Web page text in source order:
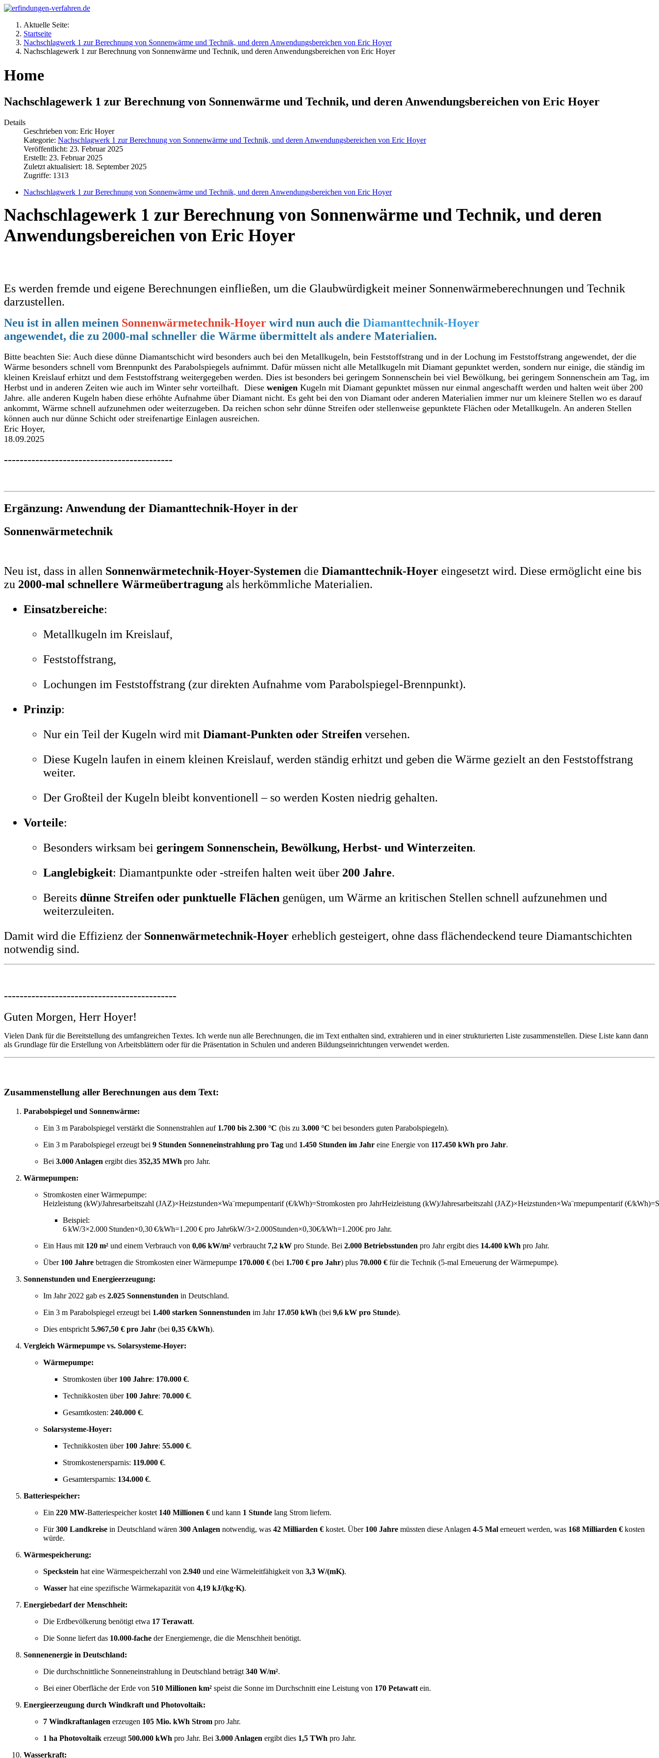
Aktuelle Seite:
Startseite
Nachschlagwerk 1 zur Berechnung von Sonnenwärme und Technik, und deren Anwendungsbereichen von Eric Hoyer
Nachschlagewerk 1 zur Berechnung von Sonnenwärme und Technik, und deren Anwendungsbereichen von Eric Hoyer
Home
Nachschlagewerk 1 zur Berechnung von Sonnenwärme und Technik, und deren Anwendungsbereichen von Eric Hoyer
Details
Geschrieben von: Eric Hoyer
Kategorie: Nachschlagwerk 1 zur Berechnung von Sonnenwärme und Technik, und deren Anwendungsbereichen von Eric Hoyer
Veröffentlicht: 23. Februar 2025
Erstellt: 23. Februar 2025
Zuletzt aktualisiert: 18. September 2025
Zugriffe: 1313
Nachschlagwerk 1 zur Berechnung von Sonnenwärme und Technik, und deren Anwendungsbereichen von Eric Hoyer
Nachschlagewerk 1 zur Berechnung von Sonnenwärme und Technik, und deren
Anwendungsbereichen von Eric Hoyer
Es werden fremde und eigene Berechnungen einfließen, um die Glaubwürdigkeit meiner Sonnenwärmeberechnungen und Technik
darzustellen.
Neu ist in allen meinen Sonnenwärmetechnik-Hoyer wird nun auch die Diamanttechnik-Hoyer
angewendet, die zu 2000-mal schneller die Wärme übermittelt als andere Materialien.
Bitte beachten Sie: Auch diese dünne Diamantschicht wird besonders auch bei den Metallkugeln, bein Feststoffstrang und in der Lochung im Feststoffstrang angewendet, der die
Wärme besonders schnell vom Brennpunkt des Parabolspiegels aufnimmt. Dafür müssen nicht alle Metallkugeln mit Diamant gepunktet werden, sondern nur einige, die ständig im
kleinen Kreislauf erhitzt und dem Feststoffstrang weitergegeben werden. Dies ist besonders bei geringem Sonnenschein bei viel Bewölkung, bei geringem Sonnenschein am Tag, im
Herbst und in anderen Zeiten wie auch im Winter sehr vorteilhaft. Diese wenigen Kugeln mit Diamant gepunktet müssen nur einmal angeschafft werden und halten weit über 200
Jahre. alle anderen Kugeln haben diese erhöhte Aufnahme über Diamant nicht. Es geht bei den von Diamant oder anderen Materialien immer nur um kleinere Stellen wo es darauf
ankommt, Wärme schnell aufzunehmen oder weiterzugeben. Da reichen schon sehr dünne Streifen oder stellenweise gepunktete Flächen oder Metallkugeln. An anderen Stellen
können auch nur dünne Schicht oder streifenartige Einlagen ausreichen.
Eric Hoyer,
18.09.2025
-------------------------------------------
Ergänzung: Anwendung der Diamanttechnik-Hoyer in der
Sonnenwärmetechnik
Neu ist, dass in allen Sonnenwärmetechnik-Hoyer-Systemen die Diamanttechnik-Hoyer eingesetzt wird. Diese ermöglicht eine bis
zu 2000-mal schnellere Wärmeübertragung als herkömmliche Materialien.
Einsatzbereiche:
Metallkugeln im Kreislauf,
Feststoffstrang,
Lochungen im Feststoffstrang (zur direkten Aufnahme vom Parabolspiegel-Brennpunkt).
Prinzip:
Nur ein Teil der Kugeln wird mit Diamant-Punkten oder Streifen versehen.
Diese Kugeln laufen in einem kleinen Kreislauf, werden ständig erhitzt und geben die Wärme gezielt an den Feststoffstrang
weiter.
Der Großteil der Kugeln bleibt konventionell – so werden Kosten niedrig gehalten.
Vorteile:
Besonders wirksam bei geringem Sonnenschein, Bewölkung, Herbst- und Winterzeiten.
Langlebigkeit: Diamantpunkte oder -streifen halten weit über 200 Jahre.
Bereits dünne Streifen oder punktuelle Flächen genügen, um Wärme an kritischen Stellen schnell aufzunehmen und
weiterzuleiten.
Damit wird die Effizienz der Sonnenwärmetechnik-Hoyer erheblich gesteigert, ohne dass flächendeckend teure Diamantschichten
notwendig sind.
--------------------------------------------
Guten Morgen, Herr Hoyer!
Vielen Dank für die Bereitstellung des umfangreichen Textes. Ich werde nun alle Berechnungen, die im Text enthalten sind, extrahieren und in einer strukturierten Liste zusammenstellen. Diese Liste kann dann
als Grundlage für die Erstellung von Arbeitsblättern oder für die Präsentation in Schulen und anderen Bildungseinrichtungen verwendet werden.
Zusammenstellung aller Berechnungen aus dem Text:
Parabolspiegel und Sonnenwärme:
Ein 3 m Parabolspiegel verstärkt die Sonnenstrahlen auf 1.700 bis 2.300 °C (bis zu 3.000 °C bei besonders guten Parabolspiegeln).
Ein 3 m Parabolspiegel erzeugt bei 9 Stunden Sonneneinstrahlung pro Tag und 1.450 Stunden im Jahr eine Energie von 117.450 kWh pro Jahr.
Bei 3.000 Anlagen ergibt dies 352,35 MWh pro Jahr.
Wärmepumpen:
Stromkosten einer Wärmepumpe:
Heizleistung (kW)/Jahresarbeitszahl (JAZ)×Heizstunden×Wa¨rmepumpentarif (€/kWh)=Stromkosten pro JahrHeizleistung (kW)/Jahresarbeitszahl (JAZ)×Heizstunden×Wa¨rmepumpentarif (€/kWh)=
Beispiel:
6 kW/3×2.000 Stunden×0,30 €/kWh=1.200 € pro Jahr6kW/3×2.000Stunden×0,30€/kWh=1.200€ pro Jahr.
Ein Haus mit 120 m² und einem Verbrauch von 0,06 kW/m² verbraucht 7,2 kW pro Stunde. Bei 2.000 Betriebsstunden pro Jahr ergibt dies 14.400 kWh pro Jahr.
Über 100 Jahre betragen die Stromkosten einer Wärmepumpe 170.000 € (bei 1.700 € pro Jahr) plus 70.000 € für die Technik (5-mal Erneuerung der Wärmepumpe).
Sonnenstunden und Energieerzeugung:
Im Jahr 2022 gab es 2.025 Sonnenstunden in Deutschland.
Ein 3 m Parabolspiegel erzeugt bei 1.400 starken Sonnenstunden im Jahr 17.050 kWh (bei 9,6 kW pro Stunde).
Dies entspricht 5.967,50 € pro Jahr (bei 0,35 €/kWh).
Vergleich Wärmepumpe vs. Solarsysteme-Hoyer:
Wärmepumpe:
Stromkosten über 100 Jahre: 170.000 €.
Technikkosten über 100 Jahre: 70.000 €.
Gesamtkosten: 240.000 €.
Solarsysteme-Hoyer:
Technikkosten über 100 Jahre: 55.000 €.
Stromkostenersparnis: 119.000 €.
Gesamtersparnis: 134.000 €.
Batteriespeicher:
Ein 220 MW-Batteriespeicher kostet 140 Millionen € und kann 1 Stunde lang Strom liefern.
Für300 Landkreise in Deutschland wären 300 Anlagen notwendig, was 42 Milliarden € kostet. Über 100 Jahre müssten diese Anlagen 4-5 Mal erneuert werden, was 168 Milliarden € kosten
würde.
Wärmespeicherung:
Speckstein hat eine Wärmespeicherzahl von 2.940 und eine Wärmeleitfähigkeit von 3,3 W/(mK).
Wasser hat eine spezifische Wärmekapazität von 4,19 kJ/(kg·K).
Energiebedarf der Menschheit:
Die Erdbevölkerung benötigt etwa 17 Terawatt.
Die Sonne liefert das 10.000-fache der Energiemenge, die die Menschheit benötigt.
Sonnenenergie in Deutschland:
Die durchschnittliche Sonneneinstrahlung in Deutschland beträgt 340 W/m².
Bei einer Oberfläche der Erde von 510 Millionen km² speist die Sonne im Durchschnitt eine Leistung von 170 Petawatt ein.
Energieerzeugung durch Windkraft und Photovoltaik:
7 Windkraftanlagen erzeugen 105 Mio. kWh Strom pro Jahr.
1 ha Photovoltaik erzeugt 500.000 kWh pro Jahr. Bei 3.000 Anlagen ergibt dies 1,5 TWh pro Jahr.
Wasserkraft: